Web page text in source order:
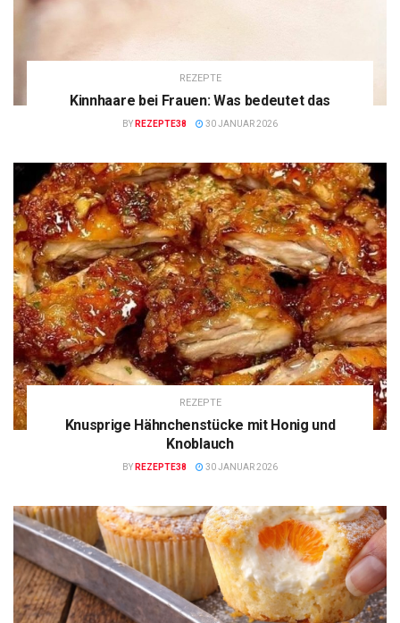
REZEPTE
Kinnhaare bei Frauen: Was bedeutet das
BY REZEPTE38 30 JANUAR 2026
REZEPTE
Knusprige Hähnchenstücke mit Honig und
Knoblauch
BY REZEPTE38 30 JANUAR 2026